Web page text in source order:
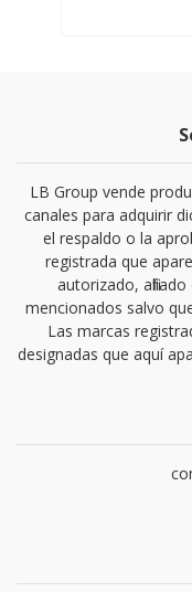
LB Group vende
canales para adquirir
el respaldo o la
registrada que
autorizado,
mencionados salvo
Las marcas
designadas que aquí